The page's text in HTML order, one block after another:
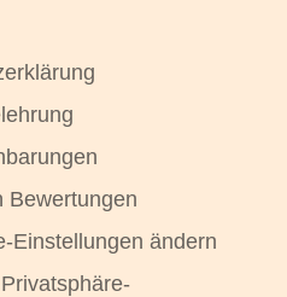
Bewertungen
Einstellungen ändern